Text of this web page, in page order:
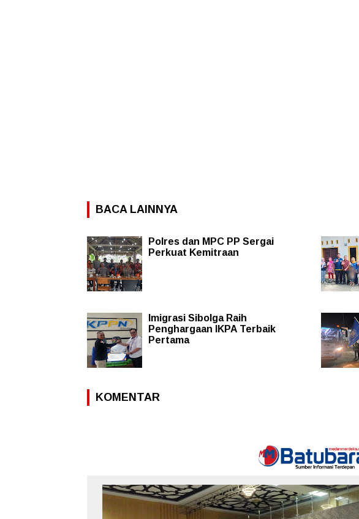
BACA LAINNYA
Polres dan MPC PP Sergai
Perkuat Kemitraan
Imigrasi Sibolga Raih
Penghargaan IKPA Terbaik
Pertama
KOMENTAR